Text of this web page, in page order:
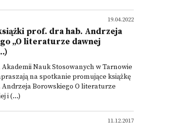
19.04.2022
prof. dra hab. Andrzeja
„O literaturze dawnej
Nauk Stosowanych w Tarnowie
na spotkanie promujące książkę
Borowskiego O literaturze
i (...)
11.12.2017